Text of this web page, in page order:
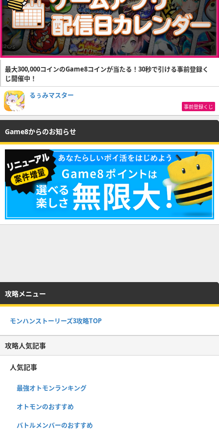
最大300,000コインのGame8コインが当たる！30秒で引ける事前登録く
じ開催中！
るぅみマスター
事前登録くじ
Game8からのお知らせ
攻略メニュー
モンハンストーリーズ3攻略TOP
攻略人気記事
人気記事
最強オトモンランキング
オトモンのおすすめ
バトルメンバーのおすすめ